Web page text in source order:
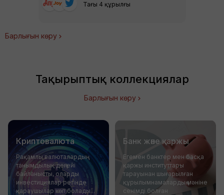
Тағы 4 құрылғы
Барлығын көру
Тақырыптық коллекциялар
Барлығын көру
Криптовалюта
Рақамлы валюталардың
танымдылық деңгейі
байланысты, оларды
инвестициялар ретінде
қараушылар көп болады...
Банк және қаржы
Егемен банктер мен басқа
қаржы институттары
тарауынан шығарылған
құрылымнамалардың мәніне
сенімді болған